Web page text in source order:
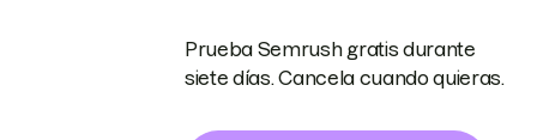
Prueba Semrush gratis durante
siete días. Cancela cuando quieras.